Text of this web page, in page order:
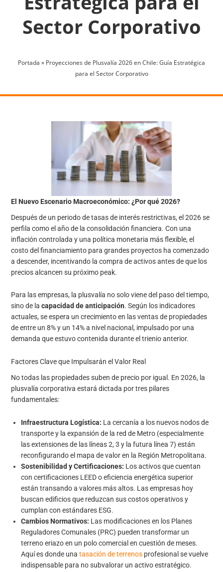
Sector Corporativo
Portada » Proyecciones de Plusvalía 2026 en Chile: Guía Estratégica
para el Sector Corporativo
El Nuevo Escenario Macroeconómico: ¿Por qué 2026?
Después de un periodo de tasas de interés restrictivas, el 2026 se
perfila como el año de la consolidación financiera. Con una
inflación controlada y una política monetaria más flexible, el
costo del financiamiento para grandes proyectos ha comenzado
a descender, incentivando la compra de activos antes de que los
precios alcancen su próximo peak.
Para las empresas, la plusvalía no solo viene del paso del tiempo,
sino de lacapacidad de anticipación. Según los indicadores
actuales, se espera un crecimiento en las ventas de propiedades
de entre un 8% y un 14% a nivel nacional, impulsado por una
demanda que estuvo contenida durante el trienio anterior.
Factores Clave que Impulsarán el Valor Real
No todas las propiedades suben de precio por igual. En 2026, la
plusvalía corporativa estará dictada por tres pilares
fundamentales:
Infraestructura Logística: La cercanía a los nuevos nodos de
transporte y la expansión de la red de Metro (especialmente
las extensiones de las líneas 2, 3 y la futura línea 7) están
reconfigurando el mapa de valor en la Región Metropolitana.
Sostenibilidad y Certificaciones: Los activos que cuentan
con certificaciones LEED o eficiencia energética superior
están transando a valores más altos. Las empresas hoy
buscan edificios que reduzcan sus costos operativos y
cumplan con estándares ESG.
Cambios Normativos: Las modificaciones en los Planes
Reguladores Comunales (PRC) pueden transformar un
terreno eriazo en un polo comercial en cuestión de meses.
Aquí es donde unatasación de terrenos profesional se vuelve
indispensable para no subvalorar un activo estratégico.